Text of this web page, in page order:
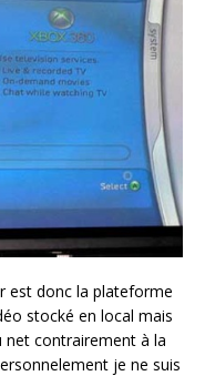
est donc la plateforme
stocké en local mais
net contrairement à la
je ne suis